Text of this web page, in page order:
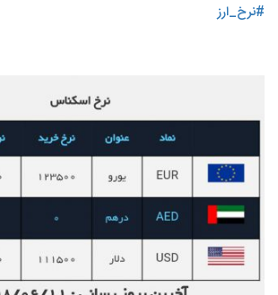
#نرخ_ارز